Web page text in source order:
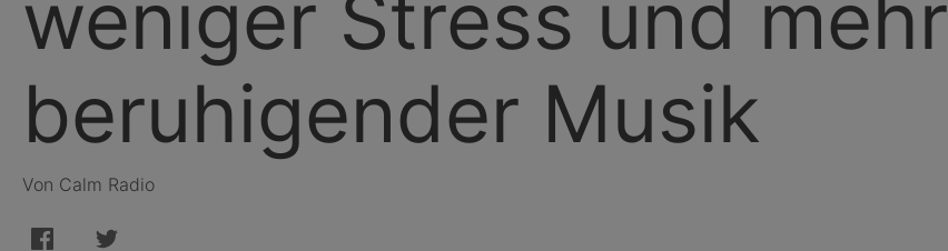
weniger Stress und mehr
beruhigender Musik
Von Calm Radio